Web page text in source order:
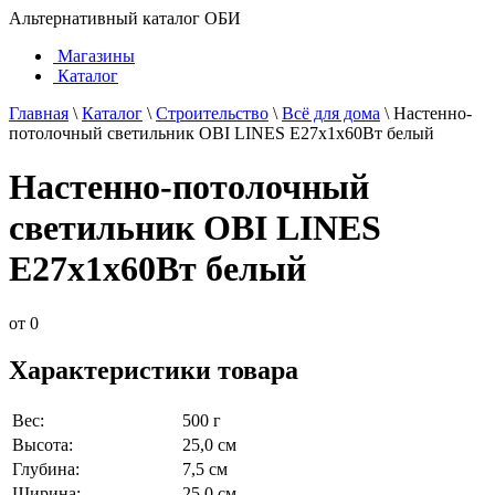
Альтернативный каталог ОБИ
Магазины
Каталог
Главная \ Каталог \ Строительство \ Всё для дома \ Настенно-
потолочный светильник OBI LINES E27x1x60Вт белый
Настенно-потолочный
светильник OBI LINES
E27x1x60Вт белый
от 0
Характеристики товара
Вес:
500 г
Высота:
25,0 см
Глубина:
7,5 см